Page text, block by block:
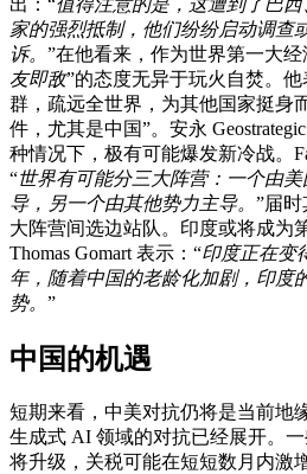
家的强烈抵制，他们纷纷启动调查
诉。 ”在他看来，作为世界第一大经
友即敌”的态度无异于玩火自焚。
群，疏远全世界，为其他国家挺身
件，尤其是中国”。安永
种情况下，极有可能爆发新冷战。
“世界有可能分三大阵营：一个由
导，另一个由其他势力主导。 ”届
大阵营间选边站队。印度或将成为
Thomas Gomart 表示：“印度正在变
年，随着中国的老龄化加剧，印度
势。 ”
中国的机遇
短期来看，中美对抗仍将是当前地
生成式 AI 领域的对抗已经展开。
将升级，关税可能在短短数月内激